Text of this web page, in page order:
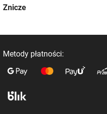
Znicze
Metody płatności: